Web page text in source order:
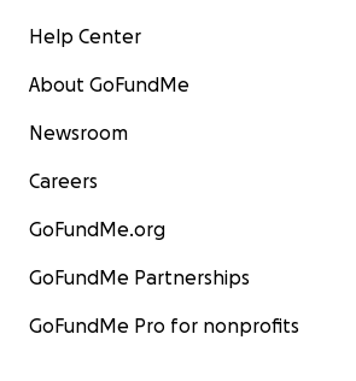
Help Center
About GoFundMe
Newsroom
Careers
GoFundMe.org
GoFundMe Partnerships
GoFundMe Pro for nonprofits